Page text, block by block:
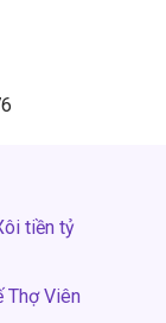
tiền tỷ
Thợ Viên